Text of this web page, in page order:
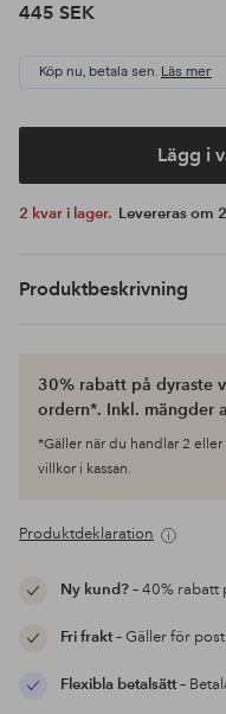
445 SEK
Köp nu, betala sen. Läs mer
Lägg i
2 kvar i lager. Levereras om
Produktbeskrivning
30% rabatt på dyraste
ordern*. Inkl. mängder
*Gäller när du handlar 2
villkor i kassan.
Produktdeklaration
Ny kund?– 40% rabatt
Fri frakt– Gäller för
Flexibla betalsätt–